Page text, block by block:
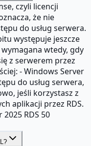
czyli licencji
że nie
do usług serwera.
występuje jeszcze
wymagana wtedy, gdy
z serwerem przez
- Windows Server
do usług serwera,
jeśli korzystasz z
aplikacji przez RDS.
RDS 50